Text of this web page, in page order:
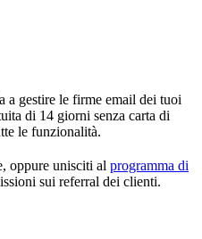
a gestire le firme email dei tuoi
di 14 giorni senza carta di
le funzionalità.
oppure unisciti al programma di
sui referral dei clienti.